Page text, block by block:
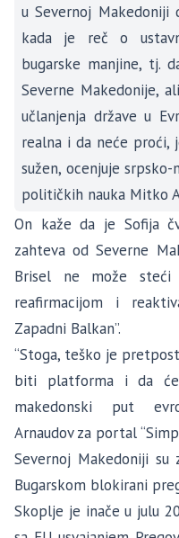
u Severnoj Makedoniji
kada je reč o
bugarske manjine, tj.
Severne Makedonije,
učlanjenja države u
realna i da neće proći,
sužen, ocenjuje
političkih nauka Mitko
On kaže da je Sofija
zahteva od Severne
Brisel ne može
reafirmacijom i
Zapadni Balkan”.
“Stoga, teško je
biti platforma i da
makedonski put
Arnaudov za portal
Severnoj Makedoniji
Bugarskom blokirani
Skoplje je inače u julu